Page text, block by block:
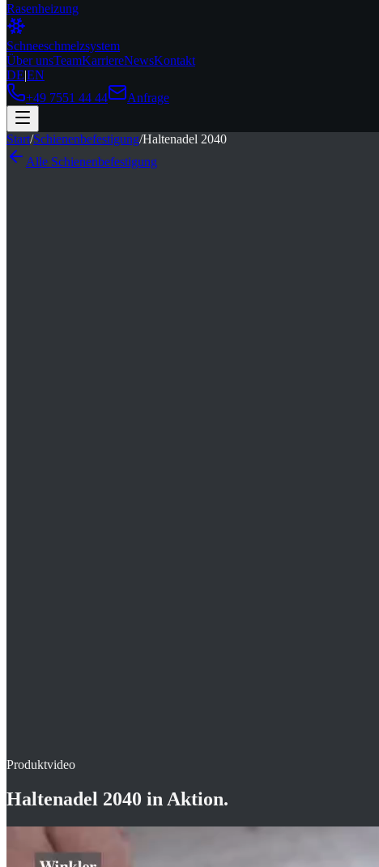
Rasenheizung
Schneeschmelzsystem
Über unsTeamKarriereNewsKontakt
DE|EN
+49 7551 44 44
Anfrage
Start/Schienenbefestigung/Haltenadel 2040
Alle Schienenbefestigung
Produktvideo
Haltenadel 2040 in Aktion.